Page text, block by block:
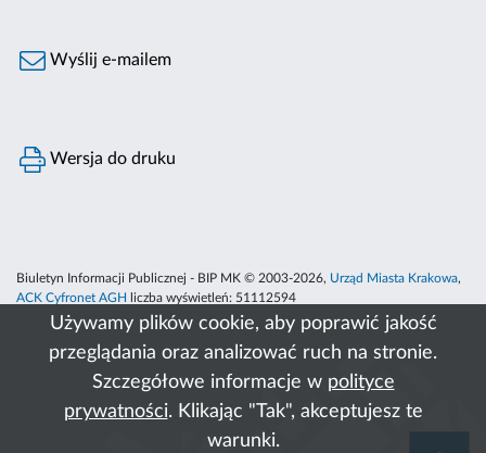
Używamy plików cookie, aby poprawić jakość
przeglądania oraz analizować ruch na stronie.
Szczegółowe informacje w polityce
prywatności. Klikając "Tak", akceptujesz te
warunki.
Wyślij e-mailem
Wersja do druku
Biuletyn Informacji Publicznej - BIP MK © 2003-2026, Urząd Miasta Krakowa,
ACK Cyfronet AGH
liczba wyświetleń: 51112594